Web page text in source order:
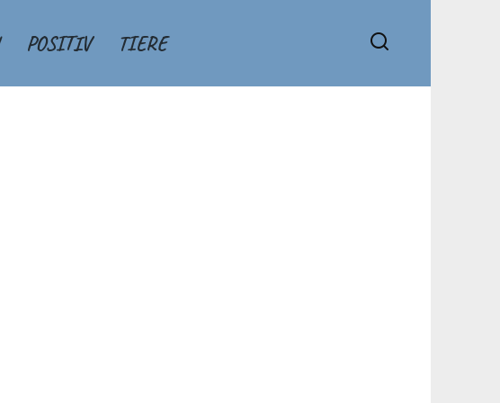
POSITIV TIERE